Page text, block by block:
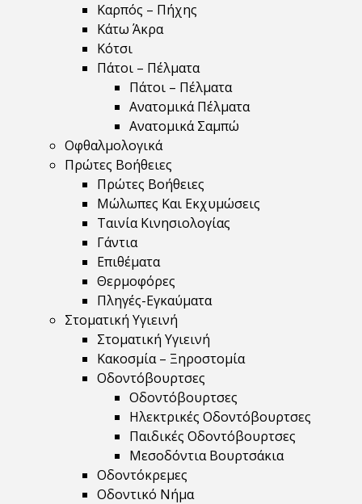
Καρπός – Πήχης
Κάτω Άκρα
Κότσι
Πάτοι – Πέλματα
Πάτοι – Πέλματα
Ανατομικά Πέλματα
Ανατομικά Σαμπώ
Οφθαλμολογικά
Πρώτες Βοήθειες
Πρώτες Βοήθειες
Μώλωπες Και Εκχυμώσεις
Ταινία Κινησιολογίας
Γάντια
Επιθέματα
Θερμοφόρες
Πληγές-Εγκαύματα
Στοματική Υγιεινή
Στοματική Υγιεινή
Κακοσμία – Ξηροστομία
Οδοντόβουρτσες
Οδοντόβουρτσες
Ηλεκτρικές Οδοντόβουρτσες
Παιδικές Οδοντόβουρτσες
Μεσοδόντια Βουρτσάκια
Οδοντόκρεμες
Οδοντικό Νήμα